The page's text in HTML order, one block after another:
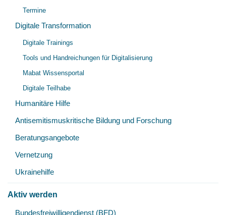
Termine
Digitale Transformation
Digitale Trainings
Tools und Handreichungen für Digitalisierung
Mabat Wissensportal
Digitale Teilhabe
Humanitäre Hilfe
Antisemitismuskritische Bildung und Forschung
Beratungsangebote
Vernetzung
Ukrainehilfe
Aktiv werden
Bundesfreiwilligendienst (BFD)